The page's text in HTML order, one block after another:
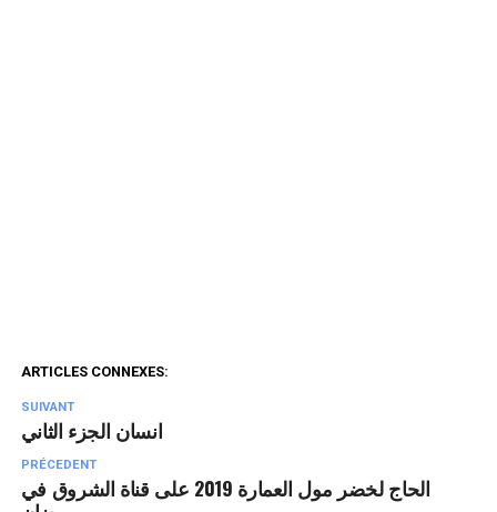
ARTICLES CONNEXES:
SUIVANT
انسان الجزء الثاني
PRÉCEDENT
الحاج لخضر مول العمارة 2019 على قناة الشروق في